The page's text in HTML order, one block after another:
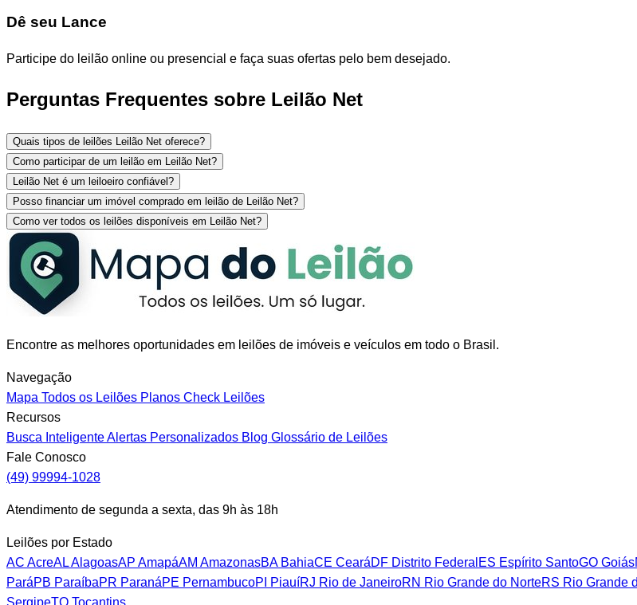
Dê seu Lance
Participe do leilão online ou presencial e faça suas ofertas pelo bem desejado.
Perguntas Frequentes sobre Leilão Net
Quais tipos de leilões Leilão Net oferece?
Como participar de um leilão em Leilão Net?
Leilão Net é um leiloeiro confiável?
Posso financiar um imóvel comprado em leilão de Leilão Net?
Como ver todos os leilões disponíveis em Leilão Net?
Encontre as melhores oportunidades em leilões de imóveis e veículos em todo o Brasil.
Navegação
Mapa Todos os Leilões Planos Check Leilões
Recursos
Busca InteligenteAlertas Personalizados Blog Glossário de Leilões
Fale Conosco
(49) 99994-1028
Atendimento de segunda a sexta, das 9h às 18h
Leilões por Estado
AC AcreALAlagoasAP AmapáAM AmazonasBABahiaCE CearáDF Distrito Federal ES Espírito SantoGO Goiás
ParáPB ParaíbaPR ParanáPE PernambucoPI PiauíRJ Rio de JaneiroRN Rio Grande do NorteRS Rio Grande
SergipeTO Tocantins